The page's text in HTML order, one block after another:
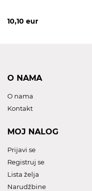
10,10 eur
O NAMA
O nama
Kontakt
MOJ NALOG
Prijavi se
Registruj se
Lista želja
Narudžbine